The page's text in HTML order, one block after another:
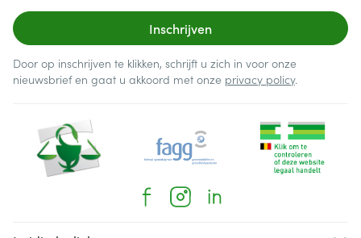
Inschrijven
Door op inschrijven te klikken, schrijft u zich in voor onze
nieuwsbrief en gaat u akkoord met onze privacy policy.